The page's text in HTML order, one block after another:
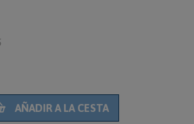
AÑADIR A LA CESTA